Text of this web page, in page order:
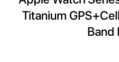
Titanium
Band